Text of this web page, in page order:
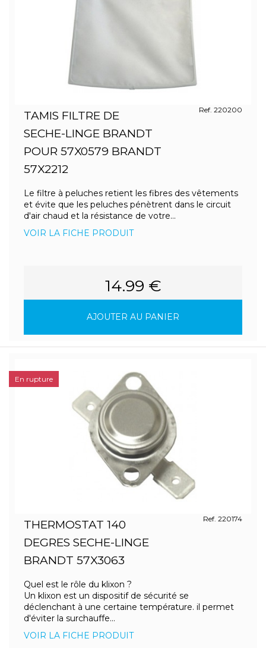
TAMIS FILTRE DE
SECHE-LINGE BRANDT
POUR 57X0579 BRANDT
57X2212
Ref. 220200
Le filtre à peluches retient les fibres des vêtements
et évite que les peluches pénètrent dans le circuit
d'air chaud et la résistance de votre...
VOIR LA FICHE PRODUIT
14.99 €
AJOUTER AU PANIER
THERMOSTAT 140
DEGRES SECHE-LINGE
BRANDT 57X3063
Ref. 220174
Quel est le rôle du klixon ?
Un klixon est un dispositif de sécurité se
déclenchant à une certaine température. il permet
d'éviter la surchauffe...
VOIR LA FICHE PRODUIT
En rupture